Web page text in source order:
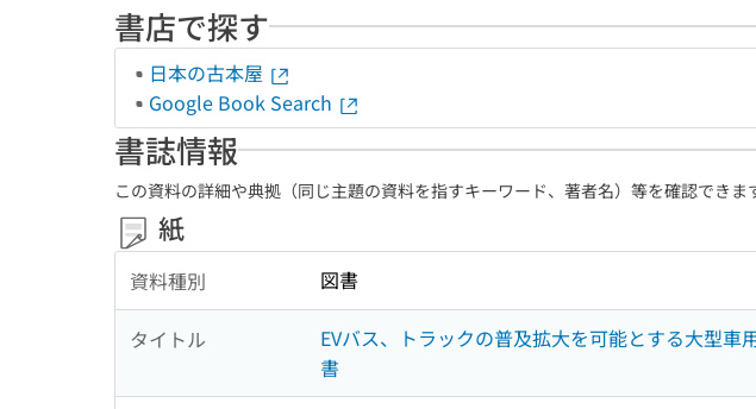
書店で探す
日本の古本屋
Google Book Search
書誌情報
この資料の詳細や典拠（同じ主題の資料を指すキーワード、著者名）等を確認できま
紙
資料種別 図書
タイトル
EVバス、トラックの普及拡大を可能とする大型
書